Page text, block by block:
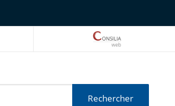
Rechercher